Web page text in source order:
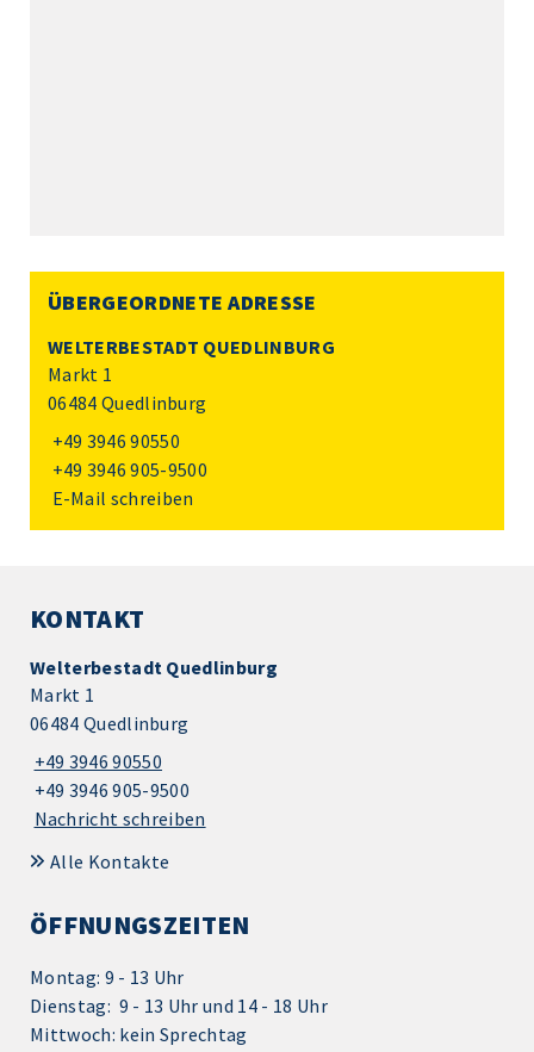
ÜBERGEORDNETE ADRESSE
WELTERBESTADT QUEDLINBURG
Markt 1
06484 Quedlinburg
+49 3946 90550
+49 3946 905-9500
E-Mail schreiben
KONTAKT
Welterbestadt Quedlinburg
Markt 1
06484 Quedlinburg
+49 3946 90550
+49 3946 905-9500
Nachricht schreiben
Alle Kontakte
ÖFFNUNGSZEITEN
Montag: 9 - 13 Uhr
Dienstag: 9 - 13 Uhr und 14 - 18 Uhr
Mittwoch: kein Sprechtag